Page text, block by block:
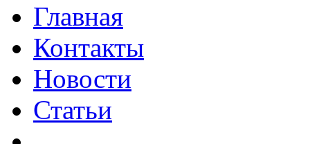
Главная
Контакты
Новости
Статьи